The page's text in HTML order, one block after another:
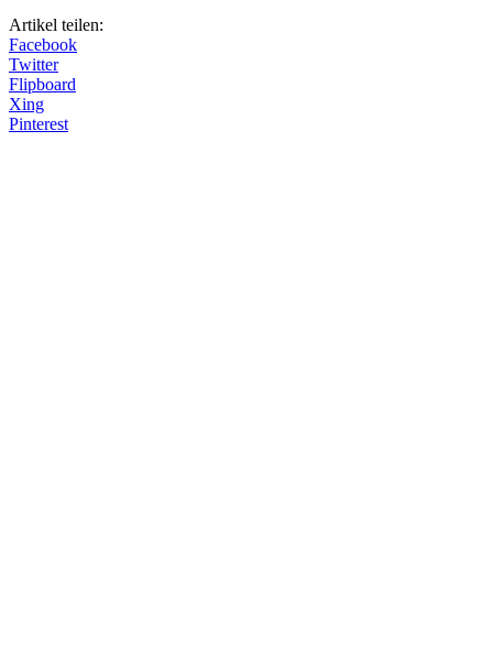
Artikel teilen:
Facebook
Twitter
Flipboard
Xing
Pinterest